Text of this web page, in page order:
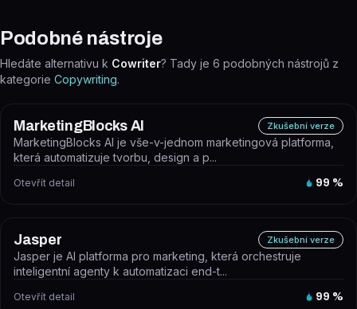
Podobné nástroje
Hledáte alternativu k Cowriter? Tady je 6 podobných nástrojů z
kategorie Copywriting.
MarketingBlocks AI Zkušební verze
MarketingBlocks AI je vše-v-jednom marketingová platforma,
která automatizuje tvorbu, design a p...
Otevřít detail 99 %
Jasper Zkušební verze
Jasper je AI platforma pro marketing, která orchestruje
inteligentní agenty k automatizaci end-t...
Otevřít detail 99 %